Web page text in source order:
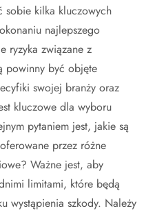
kilka kluczowych
najlepszego
ryzyka związane z
powinny być objęte
swojej branży oraz
kluczowe dla wyboru
pytaniem jest, jakie są
przez różne
Ważne jest, aby
limitami, które będą
wystąpienia szkody. Należy